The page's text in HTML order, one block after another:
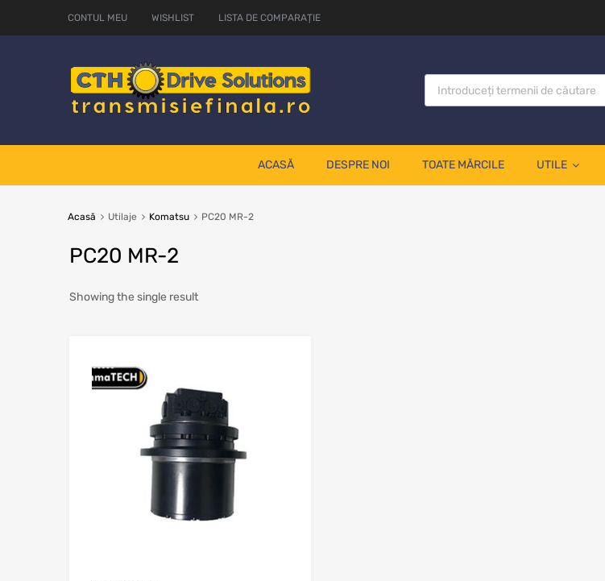
CONTUL MEU WISHLIST LISTA DE COMPARAȚIE
ACASĂ DESPRE NOI TOATE MĂRCILE UTILE
Acasă Utilaje Komatsu PC20 MR-2
PC20 MR-2
Showing the single result